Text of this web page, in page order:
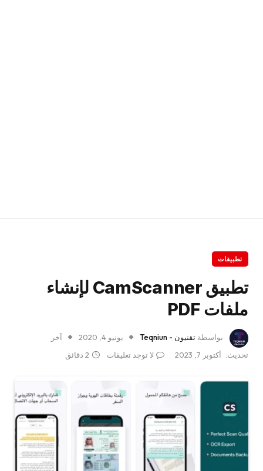
تطبيقات
تطبيق CamScanner لإنشاء
ملفات PDF
بواسطة تقنيون - Teqniun يونيو 4, 2020
آخر
تحديث:
أكتوبر 7, 2023 لا توجد تعليقات 2 دقائق